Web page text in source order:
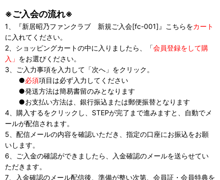
※ご入会の流れ※
1、『新居昭乃ファンクラブ 新規ご入会[fc-001]』こちらをカート
に入れてください。
2、ショッピングカートの中に入りましたら、「会員登録をして購
入」 をお選びください。
3、ご入力事項を入力して「次へ」をクリック。
●必須項目は必ず入力してください
●発送方法は簡易書留のみとなります
●お支払い方法は、銀行振込または郵便振替となります
4、購入するをクリックし、STEPが完了まで進みますと、自動でメ
ールが配信されます。
5、配信メールの内容を確認いただき、指定の口座にお振込をお願
いします。
6、ご入金の確認ができましたら、入金確認のメールを送らせてい
ただきます。
7、入金確認のメール配信後、準備が整い次第、会員証・会員特典を